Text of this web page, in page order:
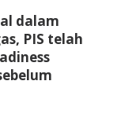
dalam
PIS telah